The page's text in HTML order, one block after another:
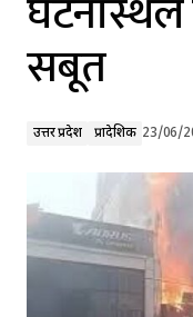
सबूत
उत्तर प्रदेश प्रादेशिक 23/06/